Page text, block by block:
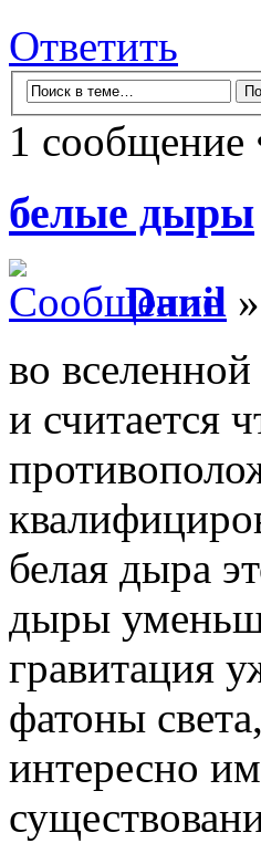
Ответить
1 сообщение
белые дыры
Danil
во
и считается
белая дыра
дыры
гравитация
фатоны
интересно